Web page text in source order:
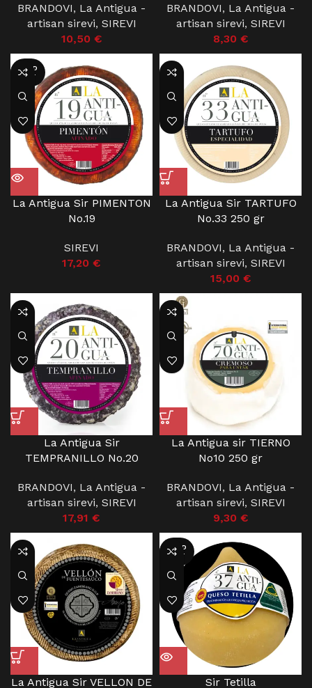
BRANDOVI, La Antigua -
artisan sirevi, SIREVI
10,50 €
BRANDOVI, La Antigua -
artisan sirevi, SIREVI
8,30 €
SOLD
OUT
La Antigua Sir PIMENTON
No.19
SIREVI
17,20 €
La Antigua Sir TARTUFO
No.33 250 gr
BRANDOVI, La Antigua -
artisan sirevi, SIREVI
15,00 €
La Antigua Sir
TEMPRANILLO No.20
BRANDOVI, La Antigua -
artisan sirevi, SIREVI
17,91 €
La Antigua sir TIERNO
No10 250 gr
BRANDOVI, La Antigua -
artisan sirevi, SIREVI
9,30 €
La Antigua Sir VELLON DE
SOLD
OUT
Sir Tetilla